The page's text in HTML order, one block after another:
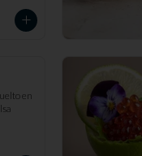
en